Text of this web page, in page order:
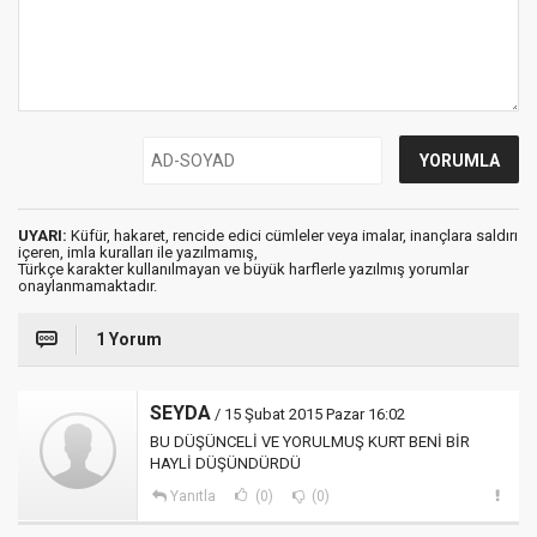
UYARI: Küfür, hakaret, rencide edici cümleler veya imalar, inançlara saldırı
içeren, imla kuralları ile yazılmamış,
Türkçe karakter kullanılmayan ve büyük harflerle yazılmış yorumlar
onaylanmamaktadır.
1 Yorum
SEYDA / 15 Şubat 2015 Pazar 16:02
BU DÜŞÜNCELİ VE YORULMUŞ KURT BENİ BİR
HAYLİ DÜŞÜNDÜRDÜ
Yanıtla (0) (0)